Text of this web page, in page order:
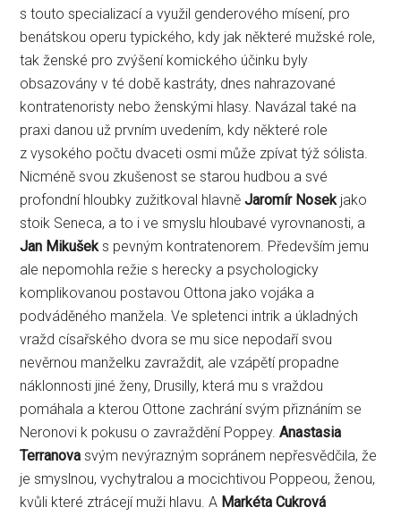
s touto specializací a využil genderového mísení, pro
benátskou operu typického, kdy jak některé mužské role,
tak ženské pro zvýšení komického účinku byly
obsazovány v té době kastráty, dnes nahrazované
kontratenoristy nebo ženskými hlasy. Navázal také na
praxi danou už prvním uvedením, kdy některé role
z vysokého počtu dvaceti osmi může zpívat týž sólista.
Nicméně svou zkušenost se starou hudbou a své
profondní hloubky zužitkoval hlavněJaromír Nosekjako
stoik Seneca, a to i ve smyslu hloubavé vyrovnanosti, a
Jan Mikušeks pevným kontratenorem. Především jemu
ale nepomohla režie s herecky a psychologicky
komplikovanou postavou Ottona jako vojáka a
podváděného manžela. Ve spletenci intrik a úkladných
vražd císařského dvora se mu sice nepodaří svou
nevěrnou manželku zavraždit, ale vzápětí propadne
náklonnosti jiné ženy, Drusilly, která mu s vraždou
pomáhala a kterou Ottone zachrání svým přiznáním se
Neronovi k pokusu o zavraždění Poppey.Anastasia
Terranova svým nevýrazným sopránem nepřesvědčila, že
je smyslnou, vychytralou a mocichtivou Poppeou, ženou,
kvůli které ztrácejí muži hlavu. A Markéta Cukrová